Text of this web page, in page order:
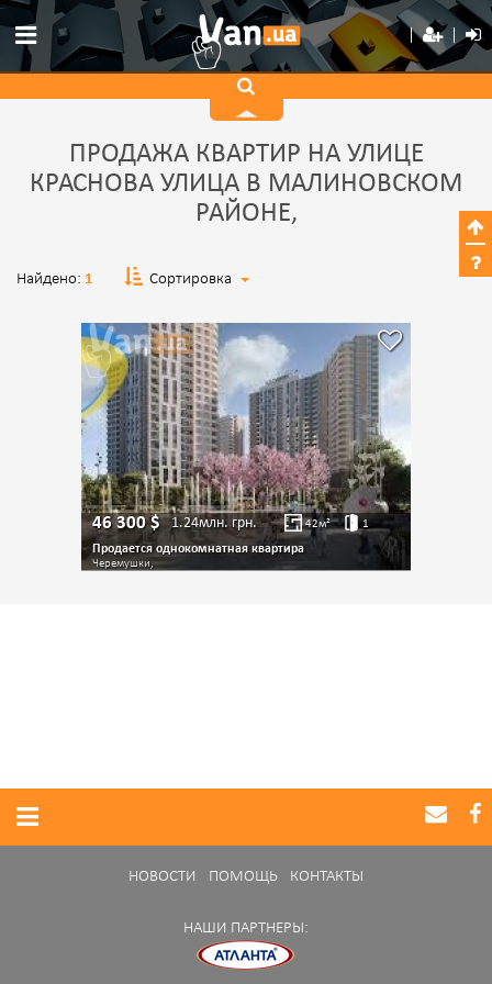
ПРОДАЖА КВАРТИР НА УЛИЦЕ
КРАСНОВА УЛИЦА В МАЛИНОВСКОМ
РАЙОНЕ,
Найдено: 1 Сортировка
46 300$ 1.24млн. грн. 42м² 1
Продается однокомнатная квартира
Черемушки,
НОВОСТИ ПОМОЩЬ КОНТАКТЫ
НАШИ ПАРТНЕРЫ: